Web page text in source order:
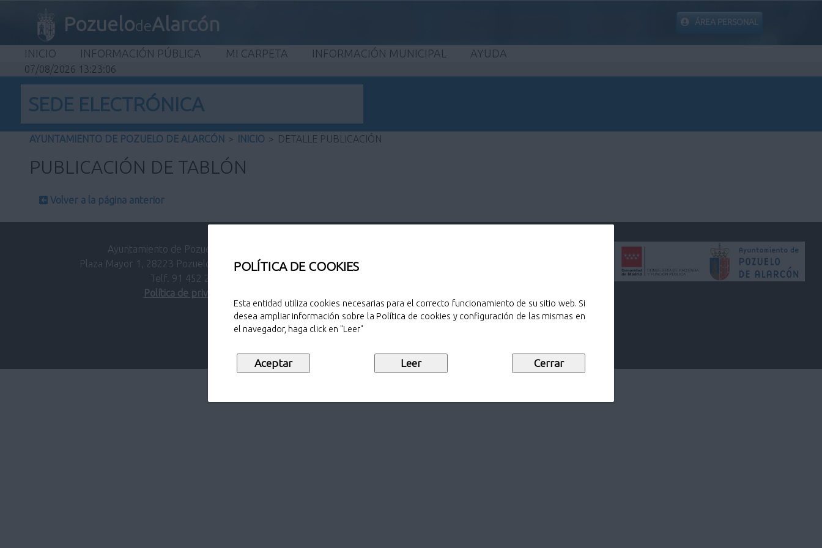
POLÍTICA DE COOKIES
Esta entidad utiliza cookies necesarias para el correcto funcionamiento de su sitio web. Si
desea ampliar información sobre la Política de cookies y configuración de las mismas en
el navegador, haga click en "Leer"
PozuelodeAlarcón ÁREA PERSONAL
INICIO INFORMACIÓN PÚBLICA MI CARPETA INFORMACIÓN MUNICIPAL AYUDA
07/08/2026 13:23:06
SEDE ELECTRÓNICA
AYUNTAMIENTO DE POZUELO DE ALARCÓN > INICIO > DETALLE PUBLICACIÓN
PUBLICACIÓN DE TABLÓN
Volver a la página anterior
Ayuntamiento de Pozuelo de Alarcón.
Plaza Mayor 1, 28223 Pozuelo de Alarcón (Madrid)
Telf. 91 452 27 00
Política de privacidad